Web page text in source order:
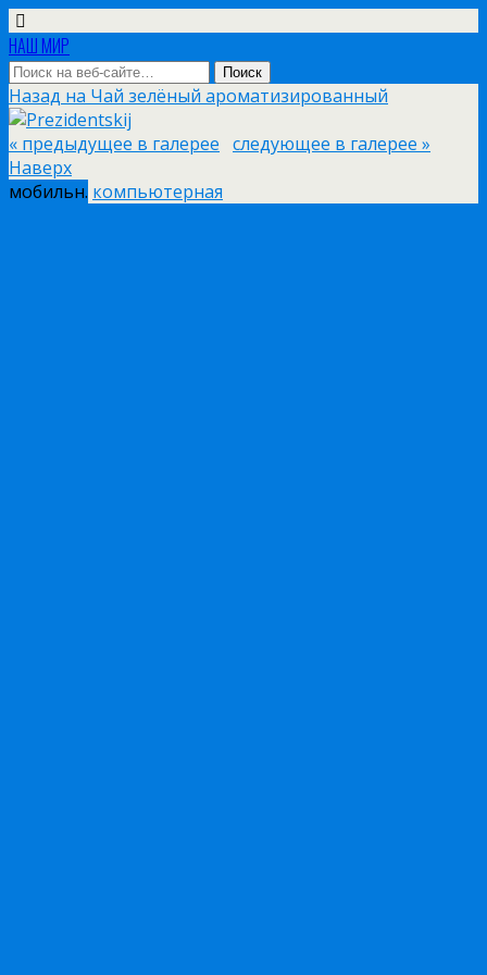
НАШ МИР
Назад на Чай зелёный ароматизированный
« предыдущее в галерее следующее в галерее »
Наверх
мобильн. компьютерная